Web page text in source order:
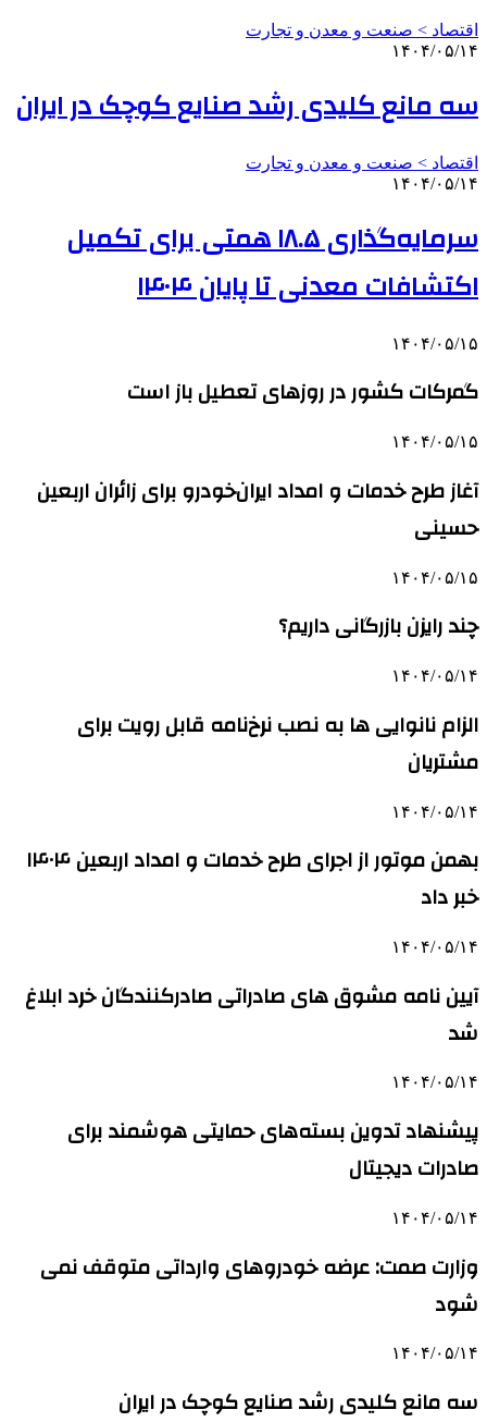
اقتصاد > صنعت و معدن و تجارت
۱۴۰۴/۰۵/۱۴
سه مانع کلیدی رشد صنایع کوچک در ایران
اقتصاد > صنعت و معدن و تجارت
۱۴۰۴/۰۵/۱۴
سرمایه‌گذاری ۱۸.۵ همتی برای تکمیل
اکتشافات معدنی تا پایان ۱۴۰۴
۱۴۰۴/۰۵/۱۵
گمرکات کشور در روزهای تعطیل باز است
۱۴۰۴/۰۵/۱۵
آغاز طرح خدمات و امداد ایران‌خودرو برای زائران اربعین
حسینی
۱۴۰۴/۰۵/۱۵
چند رایزن بازرگانی داریم؟
۱۴۰۴/۰۵/۱۴
الزام نانوایی ها به نصب نرخ‌نامه قابل رویت برای
مشتریان
۱۴۰۴/۰۵/۱۴
بهمن موتور از اجرای طرح خدمات و امداد اربعین ۱۴۰۴
خبر داد
۱۴۰۴/۰۵/۱۴
آیین نامه مشوق های صادراتی صادرکنندگان خرد ابلاغ
شد
۱۴۰۴/۰۵/۱۴
پیشنهاد تدوین بسته‌های حمایتی هوشمند برای
صادرات دیجیتال
۱۴۰۴/۰۵/۱۴
وزارت صمت: عرضه خودروهای وارداتی متوقف نمی
شود
۱۴۰۴/۰۵/۱۴
سه مانع کلیدی رشد صنایع کوچک در ایران